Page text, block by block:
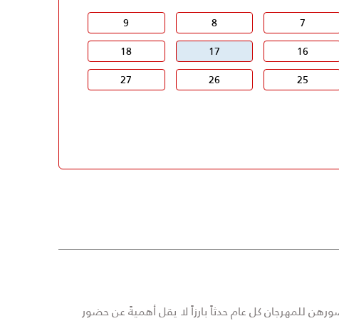
7
8
9
16
17
18
25
26
27
حضورهن للمهرجان كل عام حدثاً بارزاً لا يقل أهميةً عن حضور